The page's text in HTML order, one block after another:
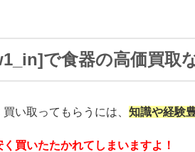
で食器の高価買取
い取ってもらうには、 知識や経験
買いたたかれてしまいますよ！